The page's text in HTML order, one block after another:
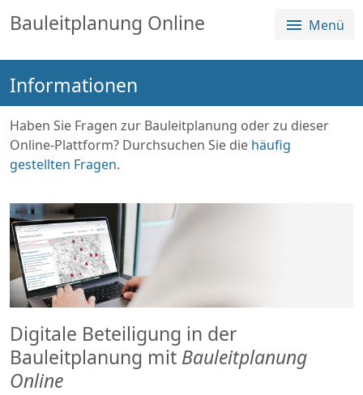
Sprungmenü
Direkt
Hauptnavigation
springen
Direkt
Inhalt
springen
Direkt
springen
Bauleitplanung Online Menü
Alle Planverfahren
Informationen
Haben Sie Fragen zur Bauleitplanung oder zu dieser
Online-Plattform? Durchsuchen Sie die häufig
gestellten Fragen.
Digitale Beteiligung in der
Bauleitplanung mit Bauleitplanung
Online